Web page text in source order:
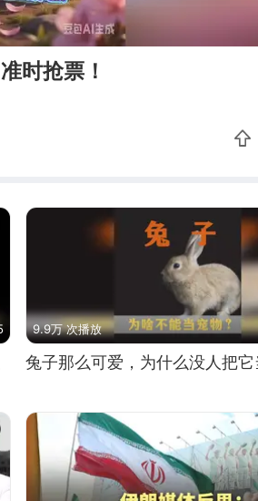
时抢票！
9.9万 次播放
兔子那么可爱，为什么没人把它